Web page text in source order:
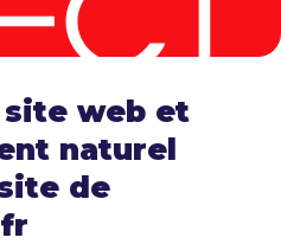
web et
naturel
de